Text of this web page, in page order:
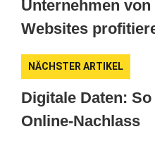
Unternehmen
Websites
NÄCHSTER ARTIKEL
Digitale Daten:
Online-Nachlass